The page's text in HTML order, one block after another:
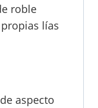
roble
lías
aspecto